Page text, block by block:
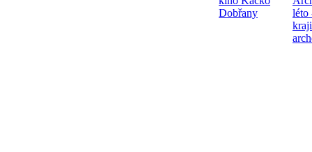
Dobřany
léto